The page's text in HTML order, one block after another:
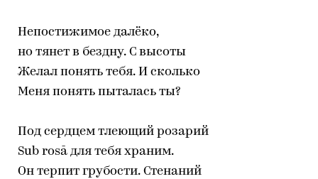
Непостижимое далёко,
но тянет в бездну. С высоты
Желал понять тебя. И сколько
Меня понять пыталась ты?
Под сердцем тлеющий розарий
Sub rosā для тебя храним.
Он терпит грубости. Стенаний